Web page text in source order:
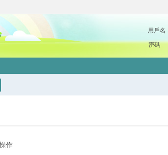
用戶名
密碼
作